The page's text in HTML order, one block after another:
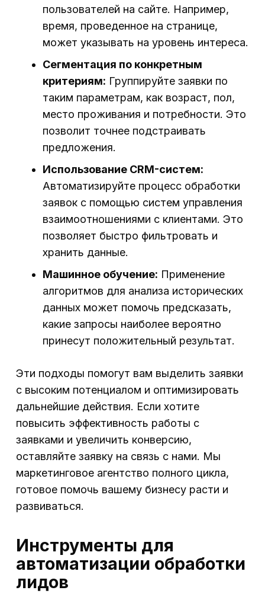
пользователей на сайте. Например,
время, проведенное на странице,
может указывать на уровень интереса.
Сегментация по конкретным
критериям: Группируйте заявки по
таким параметрам, как возраст, пол,
место проживания и потребности. Это
позволит точнее подстраивать
предложения.
Использование CRM-систем:
Автоматизируйте процесс обработки
заявок с помощью систем управления
взаимоотношениями с клиентами. Это
позволяет быстро фильтровать и
хранить данные.
Машинное обучение: Применение
алгоритмов для анализа исторических
данных может помочь предсказать,
какие запросы наиболее вероятно
принесут положительный результат.
Эти подходы помогут вам выделить заявки
с высоким потенциалом и оптимизировать
дальнейшие действия. Если хотите
повысить эффективность работы с
заявками и увеличить конверсию,
оставляйте заявку на связь с нами. Мы
маркетинговое агентство полного цикла,
готовое помочь вашему бизнесу расти и
развиваться.
Инструменты для
автоматизации обработки
лидов